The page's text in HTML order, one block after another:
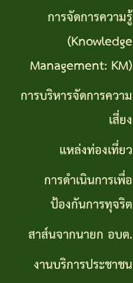
การ
ดำเนิน
การ
เพื่อ
ทุจริต
สาส์น
นายก
อบต.
การจัดการความรู้
(Knowledge
Management: KM)
การบริหารจัดการความ
เสี่ยง
แหล่งท่องเที่ยว
การดำเนินการเพื่อ
ป้องกันการทุจริต
สาส์นจากนายก อบต.
งานบริการประชาชน